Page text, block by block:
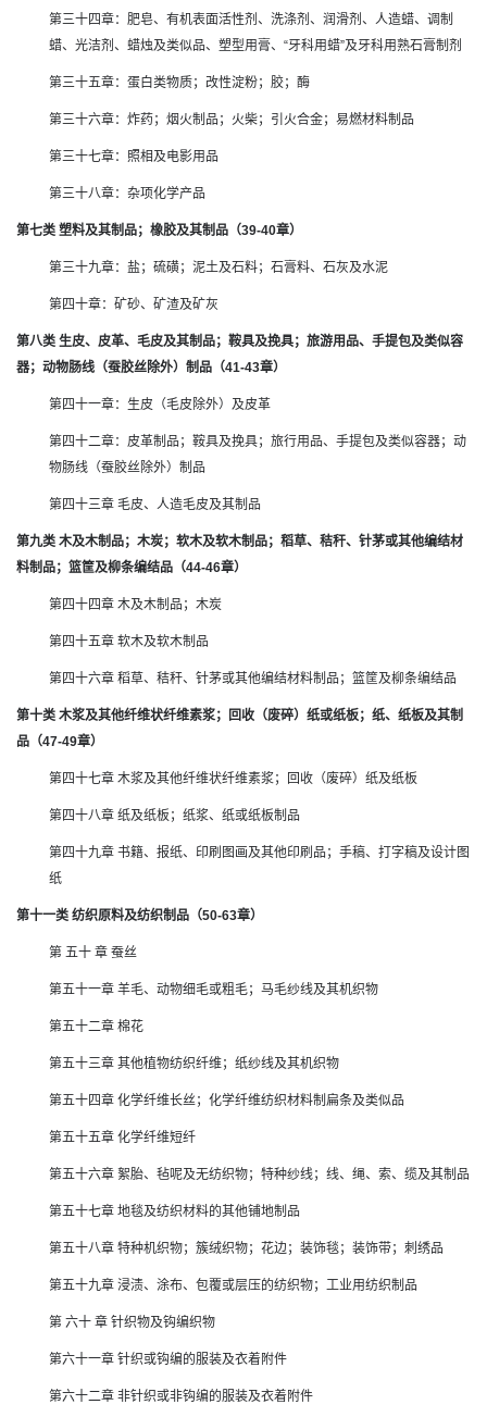
第三十四章：肥皂、有机表面活性剂、洗涤剂、润滑剂、人造蜡、调制
蜡、光洁剂、蜡烛及类似品、塑型用膏、“牙科用蜡”及牙科用熟石膏制剂
第三十五章：蛋白类物质；改性淀粉；胶；酶
第三十六章：炸药；烟火制品；火柴；引火合金；易燃材料制品
第三十七章：照相及电影用品
第三十八章：杂项化学产品
第七类 塑料及其制品；橡胶及其制品（39-40章）
第三十九章：盐；硫磺；泥土及石料；石膏料、石灰及水泥
第四十章：矿砂、矿渣及矿灰
第八类 生皮、皮革、毛皮及其制品；鞍具及挽具；旅游用品、手提包及类似容
器；动物肠线（蚕胶丝除外）制品（41-43章）
第四十一章：生皮（毛皮除外）及皮革
第四十二章：皮革制品；鞍具及挽具；旅行用品、手提包及类似容器；动
物肠线（蚕胶丝除外）制品
第四十三章 毛皮、人造毛皮及其制品
第九类 木及木制品；木炭；软木及软木制品；稻草、秸秆、针茅或其他编结材
料制品；篮筐及柳条编结品（44-46章）
第四十四章 木及木制品；木炭
第四十五章 软木及软木制品
第四十六章 稻草、秸秆、针茅或其他编结材料制品；篮筐及柳条编结品
第十类 木浆及其他纤维状纤维素浆；回收（废碎）纸或纸板；纸、纸板及其制
品（47-49章）
第四十七章 木浆及其他纤维状纤维素浆；回收（废碎）纸及纸板
第四十八章 纸及纸板；纸浆、纸或纸板制品
第四十九章 书籍、报纸、印刷图画及其他印刷品；手稿、打字稿及设计图
纸
第十一类 纺织原料及纺织制品（50-63章）
第 五十 章 蚕丝
第五十一章 羊毛、动物细毛或粗毛；马毛纱线及其机织物
第五十二章 棉花
第五十三章 其他植物纺织纤维；纸纱线及其机织物
第五十四章 化学纤维长丝；化学纤维纺织材料制扁条及类似品
第五十五章 化学纤维短纤
第五十六章 絮胎、毡呢及无纺织物；特种纱线；线、绳、索、缆及其制品
第五十七章 地毯及纺织材料的其他铺地制品
第五十八章 特种机织物；簇绒织物；花边；装饰毯；装饰带；刺绣品
第五十九章 浸渍、涂布、包覆或层压的纺织物；工业用纺织制品
第 六十 章 针织物及钩编织物
第六十一章 针织或钩编的服装及衣着附件
第六十二章 非针织或非钩编的服装及衣着附件